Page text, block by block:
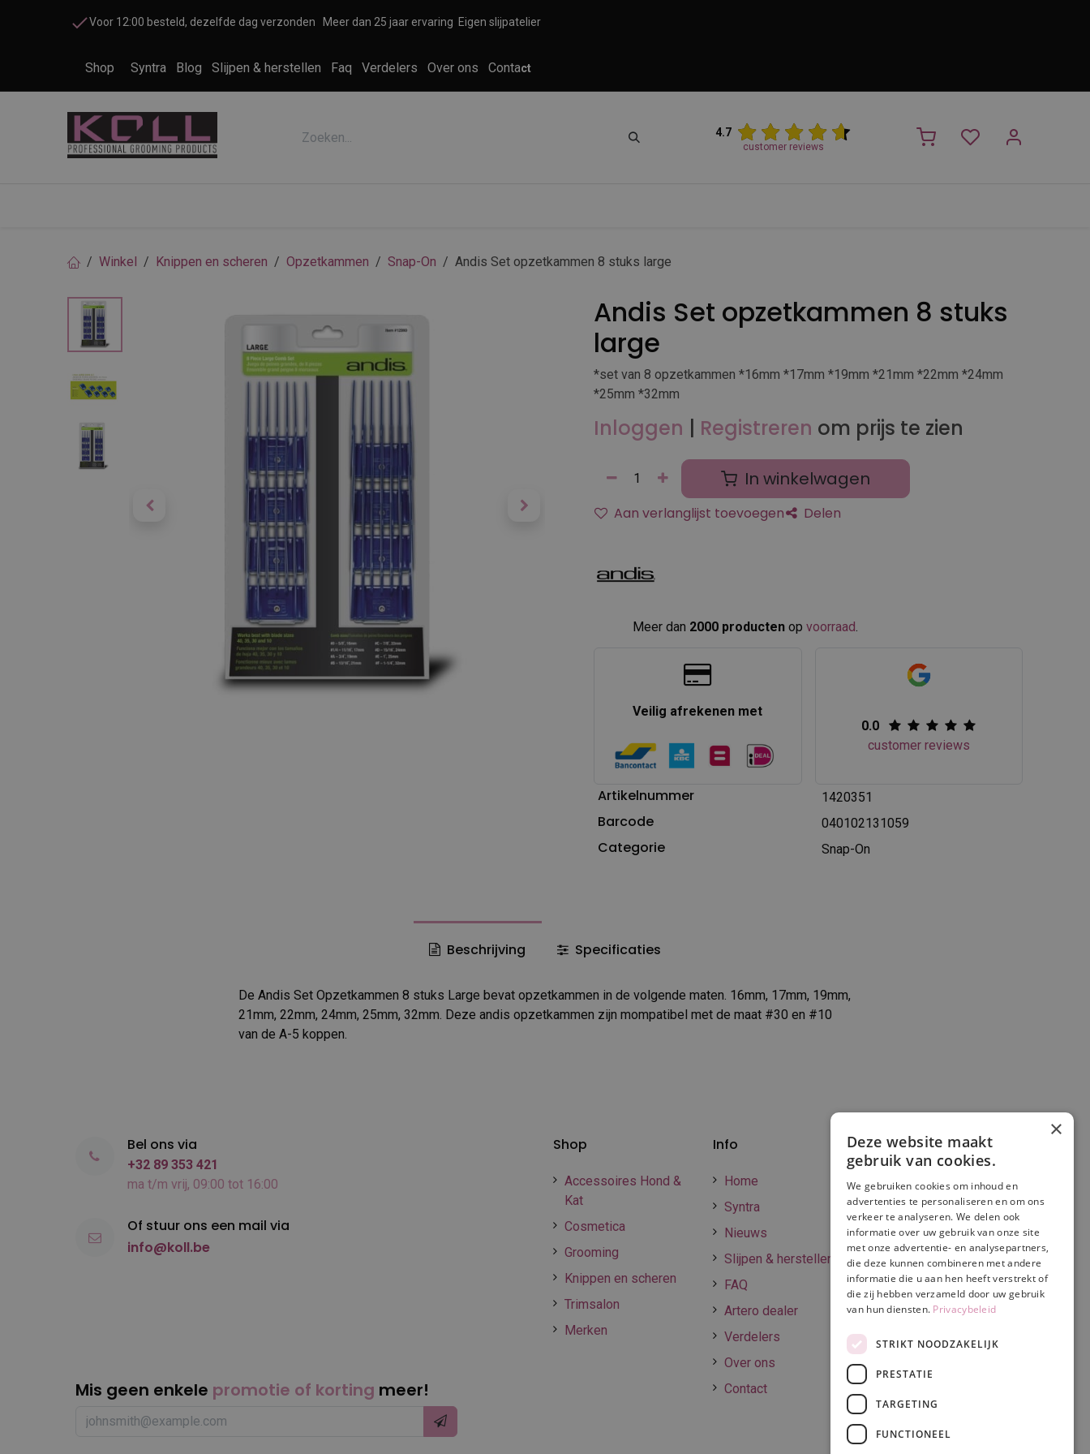
Voor 12:00 besteld, dezelfde dag verzonden Meer dan 25 jaar ervaring Eigen slijpatelier
Shop Syntra Blog Slijpen & herstellen Faq Verdelers Over ons Contact
4.7
customer reviews
Winkel Knippen en scheren Opzetkammen Snap-On Andis Set opzetkammen 8 stuks large
Andis Set opzetkammen 8 stuks
large
*set van 8 opzetkammen *16mm *17mm *19mm *21mm *22mm *24mm
*25mm *32mm
Inloggen | Registreren om prijs te zien
In winkelwagen
Aan verlanglijst toevoegen Delen
Meer dan 2000 producten op voorraad
Veilig afrekenen met
0.0
customer reviews
Artikelnummer 1420351
Barcode 040102131059
Categorie Snap-On
Beschrijving Specificaties
De Andis Set Opzetkammen 8 stuks Large bevat opzetkammen in de volgende maten. 16mm, 17mm, 19mm,
21mm, 22mm, 24mm, 25mm, 32mm. Deze andis opzetkammen zijn mompatibel met de maat #30 en #10
van de A-5 koppen.
Info
Home
Syntra
Nieuws
Slijpen & herstellen
FAQ
Artero dealer
Verdelers
Over ons
Contact
Shop
Accessoires Hond &
Kat
Cosmetica
Grooming
Knippen en scheren
Trimsalon
Merken
Verzenden en
betalen
Online betalen
Retourneren
Algemene
voorwaarden
Privacy & Cookie
policy
Disclaimer
Mis geen enkele promotie of korting meer!
Bel ons via
+32 89 353 421
ma t/m vrij, 09:00 tot 16:00
Of stuur ons een mail via
info@koll.be
×
Deze website maakt
gebruik van cookies.
We gebruiken cookies om inhoud en
advertenties te personaliseren en om ons
verkeer te analyseren. We delen ook
informatie over uw gebruik van onze site
met onze advertentie- en analysepartners,
die deze kunnen combineren met andere
informatie die u aan hen heeft verstrekt of
die zij hebben verzameld door uw gebruik
van hun diensten. Privacybeleid
STRIKT NOODZAKELIJK
PRESTATIE
TARGETING
FUNCTIONEEL